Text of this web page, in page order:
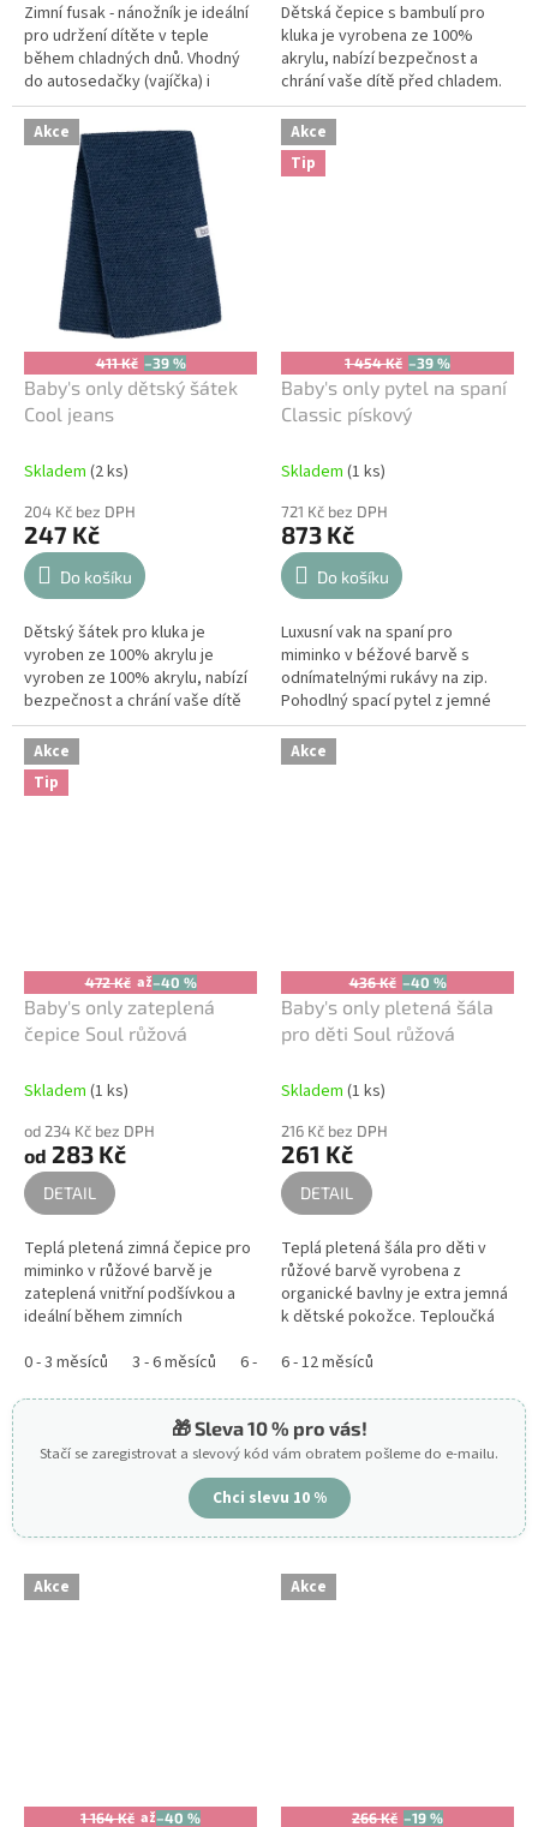
Zimní fusak - nánožník je ideální
pro udržení dítěte v teple
během chladných dnů. Vhodný
do autosedačky (vajíčka) i
kočárku, vyrobený z kvalitních
materiálů, s teplou výplní a...
Dětská čepice s bambulí pro
kluka je vyrobena ze 100%
akrylu, nabízí bezpečnost a
chrání vaše dítě před chladem.
Čepice pro dítě z měkkého
materiálu je pratelná a vhodná
také...
Akce
411 Kč –39 %
Baby's only dětský šátek
Cool jeans
Skladem (2 ks)
204 Kč bez DPH
247 Kč
Do košíku
Dětský šátek pro kluka je
vyroben ze 100% akrylu je
vyroben ze 100% akrylu, nabízí
bezpečnost a chrání vaše dítě
před chladem. Dětská šála pro
dítě z měkkého materiálu je...
Akce
Tip
1 454 Kč –39 %
Baby's only pytel na spaní
Classic pískový
Skladem (1 ks)
721 Kč bez DPH
873 Kč
Do košíku
Luxusní vak na spaní pro
miminko v béžové barvě s
odnímatelnými rukávy na zip.
Pohodlný spací pytel z jemné
tkaniny a prodyšnou vnitřní
podšívkou, která zajistí
miminku...
Akce
Tip
472 Kč až–40 %
Baby's only zateplená
čepice Soul růžová
Skladem (1 ks)
od 234 Kč bez DPH
od 283 Kč
DETAIL
Teplá pletená zimná čepice pro
miminko v růžové barvě je
zateplená vnitřní podšívkou a
ideální během zimních
flexibilní a jednoduše ji
0 - 3 měsíců 3 - 6 měsíců 6 - 12 měsíců 12 - 18 měsíců
Akce
436 Kč –40 %
Baby's only pletená šála
pro děti Soul růžová
Skladem (1 ks)
216 Kč bez DPH
261 Kč
DETAIL
Teplá pletená šála pro děti v
růžové barvě vyrobena z
organické bavlny je extra jemná
k dětské pokožce. Teploučká
kolem krku a vpředu...
6 - 12 měsíců
🎁 Sleva 10 % pro vás!
Stačí se zaregistrovat a slevový kód vám obratem pošleme do e-mailu.
Chci slevu 10 %
Akce
1 164 Kč až–40 %
Akce
266 Kč –19 %